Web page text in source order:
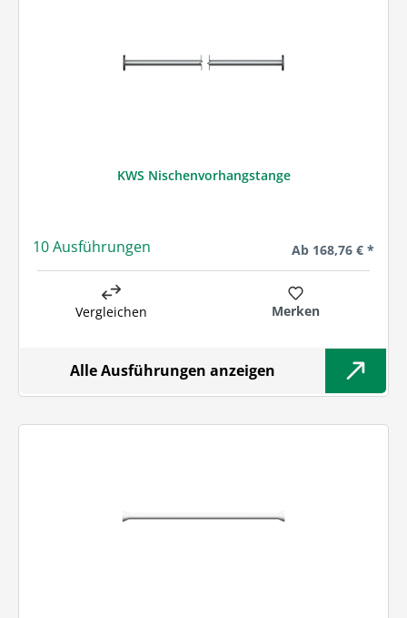
KWS Nischenvorhangstange
10 Ausführungen Regulärer Preis:
Ab 168,76 € *
Vergleichen Merken
Alle Ausführungen anzeigen